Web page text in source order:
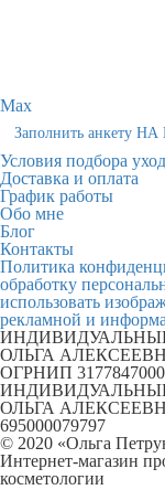
Max
Заполнить анкету
Условия подбора
Доставка и оплата
График работы
Обо мне
Блог
Контакты
Политика
обработку
использовать
рекламной и
ОЛЬГА
ОГРНИП
ОЛЬГА
695000079797
© 2020 «Ольга
Интернет-магазин
косметологии